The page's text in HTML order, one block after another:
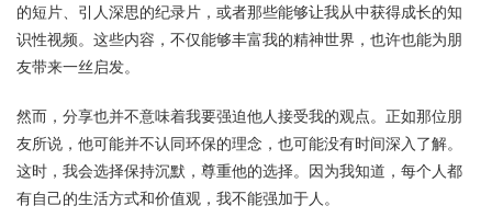
的短片、引人深思的纪录片，或者那些能够让我从中获得成长的知
识性视频。这些内容，不仅能够丰富我的精神世界，也许也能为朋
友带来一丝启发。
然而，分享也并不意味着我要强迫他人接受我的观点。正如那位朋
友所说，他可能并不认同环保的理念，也可能没有时间深入了解。
这时，我会选择保持沉默，尊重他的选择。因为我知道，每个人都
有自己的生活方式和价值观，我不能强加于人。